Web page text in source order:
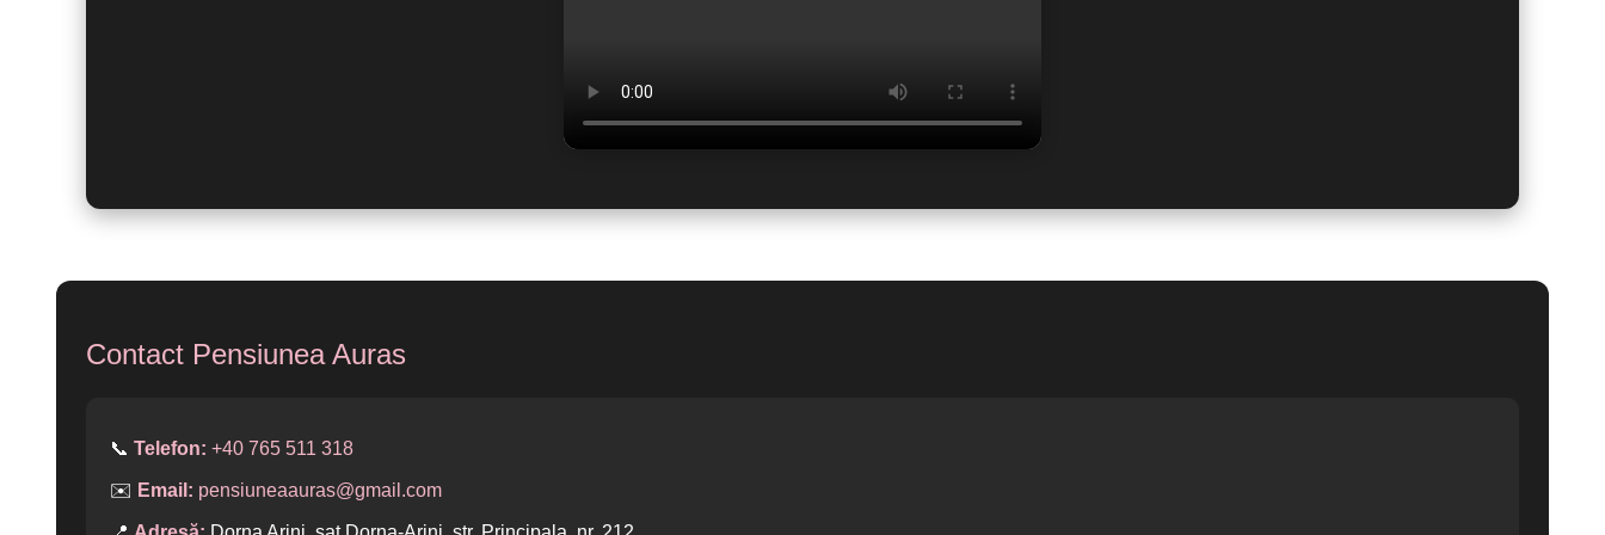
Contact Pensiunea Auras
📞 Telefon: +40 765 511 318
✉️ Email: pensiuneaauras@gmail.com